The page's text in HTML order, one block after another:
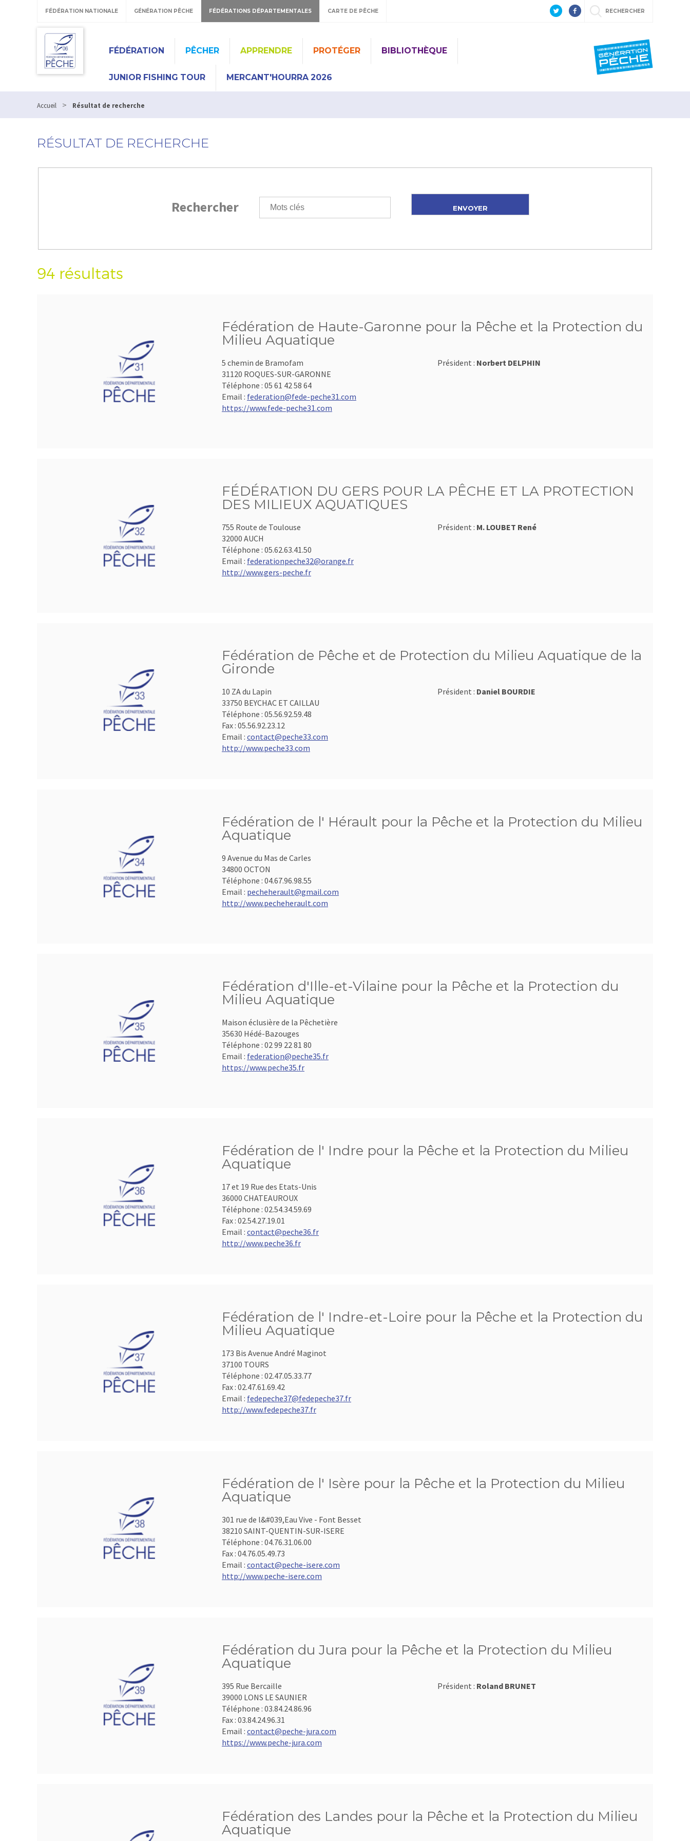
FÉDÉRATION NATIONALE GÉNÉRATION PÊCHE FÉDÉRATIONS DÉPARTEMENTALES CARTE DE PÊCHE RECHERCHER
FÉDÉRATION PÊCHER APPRENDRE PROTÉGER BIBLIOTHÈQUE
JUNIOR FISHING TOUR MERCANT'HOURRA 2026
Accueil > Résultat de recherche
RÉSULTAT DE RECHERCHE
Rechercher
94 résultats
Fédération de Haute-Garonne pour la Pêche et la Protection du
Milieu Aquatique
5 chemin de Bramofam
31120 ROQUES-SUR-GARONNE
Téléphone : 05 61 42 58 64
Email : federation@fede-peche31.com
https://www.fede-peche31.com
Président : Norbert DELPHIN
FÉDÉRATION DU GERS POUR LA PÊCHE ET LA PROTECTION
DES MILIEUX AQUATIQUES
755 Route de Toulouse
32000 AUCH
Téléphone : 05.62.63.41.50
Email : federationpeche32@orange.fr
http://www.gers-peche.fr
Président : M. LOUBET René
Fédération de Pêche et de Protection du Milieu Aquatique de la
Gironde
10 ZA du Lapin
33750 BEYCHAC ET CAILLAU
Téléphone : 05.56.92.59.48
Fax : 05.56.92.23.12
Email : contact@peche33.com
http://www.peche33.com
Président : Daniel BOURDIE
Fédération de l' Hérault pour la Pêche et la Protection du Milieu
Aquatique
9 Avenue du Mas de Carles
34800 OCTON
Téléphone : 04.67.96.98.55
Email : pecheherault@gmail.com
http://www.pecheherault.com
Fédération d'Ille-et-Vilaine pour la Pêche et la Protection du
Milieu Aquatique
Maison éclusière de la Pêchetière
35630 Hédé-Bazouges
Téléphone : 02 99 22 81 80
Email : federation@peche35.fr
https://www.peche35.fr
Fédération de l' Indre pour la Pêche et la Protection du Milieu
Aquatique
17 et 19 Rue des Etats-Unis
36000 CHATEAUROUX
Téléphone : 02.54.34.59.69
Fax : 02.54.27.19.01
Email : contact@peche36.fr
http://www.peche36.fr
Fédération de l' Indre-et-Loire pour la Pêche et la Protection du
Milieu Aquatique
173 Bis Avenue André Maginot
37100 TOURS
Téléphone : 02.47.05.33.77
Fax : 02.47.61.69.42
Email : fedepeche37@fedepeche37.fr
http://www.fedepeche37.fr
Fédération de l' Isère pour la Pêche et la Protection du Milieu
Aquatique
301 rue de l&#039,Eau Vive - Font Besset
38210 SAINT-QUENTIN-SUR-ISERE
Téléphone : 04.76.31.06.00
Fax : 04.76.05.49.73
Email : contact@peche-isere.com
http://www.peche-isere.com
Fédération du Jura pour la Pêche et la Protection du Milieu
Aquatique
395 Rue Bercaille
39000 LONS LE SAUNIER
Téléphone : 03.84.24.86.96
Fax : 03.84.24.96.31
Email : contact@peche-jura.com
https://www.peche-jura.com
Président : Roland BRUNET
Fédération des Landes pour la Pêche et la Protection du Milieu
Aquatique